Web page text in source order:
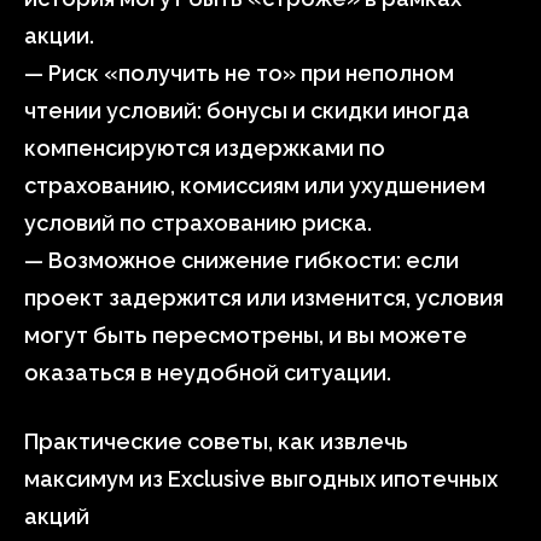
акции.
— Риск «получить не то» при неполном
чтении условий: бонусы и скидки иногда
компенсируются издержками по
страхованию, комиссиям или ухудшением
условий по страхованию риска.
— Возможное снижение гибкости: если
проект задержится или изменится, условия
могут быть пересмотрены, и вы можете
оказаться в неудобной ситуации.
Практические советы, как извлечь
максимум из Exclusive выгодных ипотечных
акций